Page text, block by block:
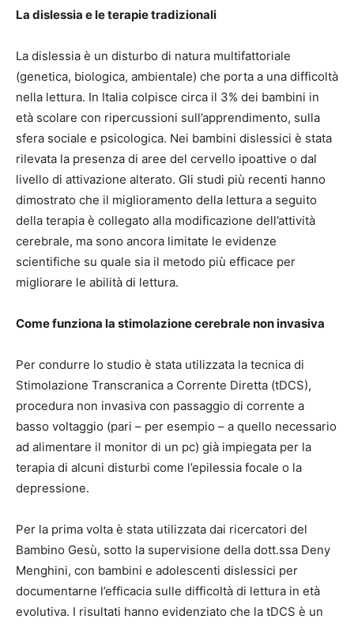
La dislessia e le terapie tradizionali
La dislessia è un disturbo di natura multifattoriale
(genetica, biologica, ambientale) che porta a una difficoltà
nella lettura. In Italia colpisce circa il 3% dei bambini in
età scolare con ripercussioni sull’apprendimento, sulla
sfera sociale e psicologica. Nei bambini dislessici è stata
rilevata la presenza di aree del cervello ipoattive o dal
livello di attivazione alterato. Gli studi più recenti hanno
dimostrato che il miglioramento della lettura a seguito
della terapia è collegato alla modificazione dell’attività
cerebrale, ma sono ancora limitate le evidenze
scientifiche su quale sia il metodo più efficace per
migliorare le abilità di lettura.
Come funziona la stimolazione cerebrale non invasiva
Per condurre lo studio è stata utilizzata la tecnica di
Stimolazione Transcranica a Corrente Diretta (tDCS),
procedura non invasiva con passaggio di corrente a
basso voltaggio (pari – per esempio – a quello necessario
ad alimentare il monitor di un pc) già impiegata per la
terapia di alcuni disturbi come l’epilessia focale o la
depressione.
Per la prima volta è stata utilizzata dai ricercatori del
Bambino Gesù, sotto la supervisione della dott.ssa Deny
Menghini, con bambini e adolescenti dislessici per
documentarne l’efficacia sulle difficoltà di lettura in età
evolutiva. I risultati hanno evidenziato che la tDCS è un